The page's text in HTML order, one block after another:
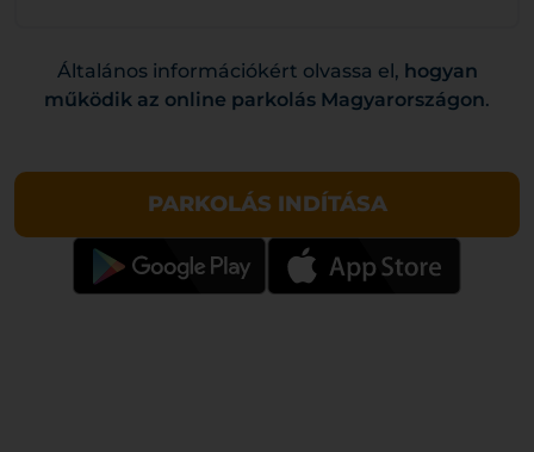
Általános információkért olvassa el, hogyan
működik az online parkolás Magyarországon.
PARKOLÁS INDÍTÁSA